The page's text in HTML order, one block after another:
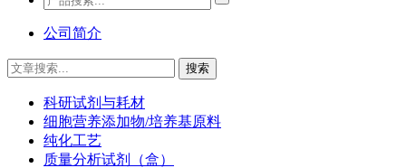
公司简介
科研试剂与耗材
细胞营养添加物/培养基原料
纯化工艺
质量分析试剂（盒）